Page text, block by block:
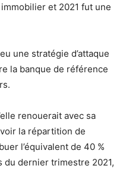
et 2021 fut une
une stratégie d’attaque
la banque de référence
renouerait avec sa
la répartition de
l’équivalent de 40 %
du dernier trimestre 2021,